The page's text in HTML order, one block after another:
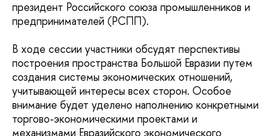
президент Российского союза промышленников и
предпринимателей (РСПП).
В ходе сессии участники обсудят перспективы
построения пространства Большой Евразии путем
создания системы экономических отношений,
учитывающей интересы всех сторон. Особое
внимание будет уделено наполнению конкретными
торгово-экономическими проектами и
механизмами Евразийского экономического